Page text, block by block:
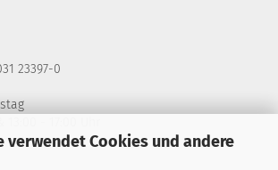
verwendet Cookies und andere
23397-0